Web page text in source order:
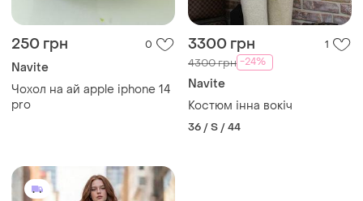
250 грн 0
Navite
Чохол на ай apple iphone 14
pro
3300 грн 1
4300 грн -24%
Navite
Костюм інна вокіч
36 / S / 44